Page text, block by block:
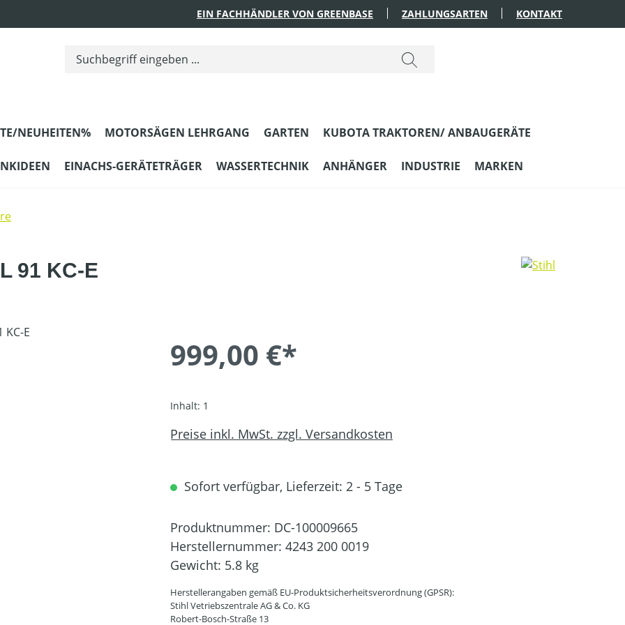
EIN FACHHÄNDLER VON GREENBASE ZAHLUNGSARTEN KONTAKT
NEUHEITEN% MOTORSÄGEN LEHRGANG GARTEN KUBOTA TRAKTOREN/ ANBAUGERÄTE
EINACHS-GERÄTETRÄGER WASSERTECHNIK ANHÄNGER INDUSTRIE MARKEN
91 KC-E
999,00 €*
Inhalt: 1
Preise inkl. MwSt. zzgl. Versandkosten
Sofort verfügbar, Lieferzeit: 2 - 5 Tage
Produktnummer: DC-100009665
Herstellernummer: 4243 200 0019
Gewicht: 5.8 kg
Herstellerangaben gemäß EU-Produktsicherheitsverordnung (GPSR):
Stihl Vetriebszentrale AG & Co. KG
Robert-Bosch-Straße 13